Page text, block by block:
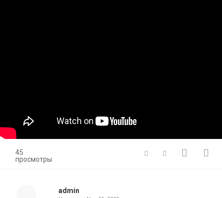
45
просмотры
admin